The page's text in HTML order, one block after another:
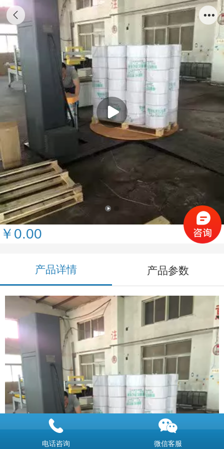
拉伸缠绕机
￥0.00
产品详情 产品参数
电话咨询 微信客服